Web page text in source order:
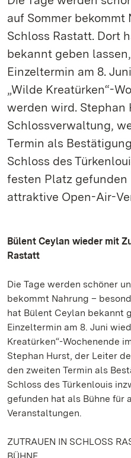
auf Sommer bekommt
Schloss Rastatt. Dort
bekannt geben
Einzeltermin am 8.
„Wilde Kreatürken“-
werden wird. Stephan
Schlossverwaltung,
Termin als
Schloss des
festen Platz gefunden
attraktive Open-Air-
Bülent Ceylan wieder mit
Rastatt
Die Tage werden schöner
bekommt Nahrung –
hat Bülent Ceylan bekannt
Einzeltermin am 8. Juni
Kreatürken“-Wochenende
Stephan Hurst, der Leiter
den zweiten Termin als
Schloss des Türkenlouis
gefunden hat als Bühne für
Veranstaltungen.
ZUTRAUEN IN SCHLOSS